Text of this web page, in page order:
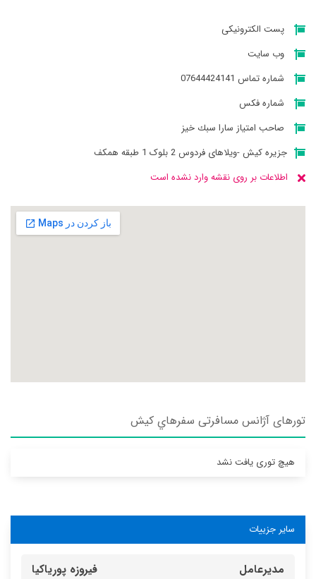
پست الکترونیکی
وب سایت
شماره تماس 07644424141
شماره فکس
صاحب امتیاز سارا سبك خيز
جزيره كيش -ویلاهای فردوس 2 بلوک 1 طبقه همکف
اطلاعات بر روی نقشه وارد نشده است
تورهای آژانس مسافرتی سفرهاي کيش
هیچ توری یافت نشد
سایر جزییات
مدیرعامل فیروزه پوریاکیا